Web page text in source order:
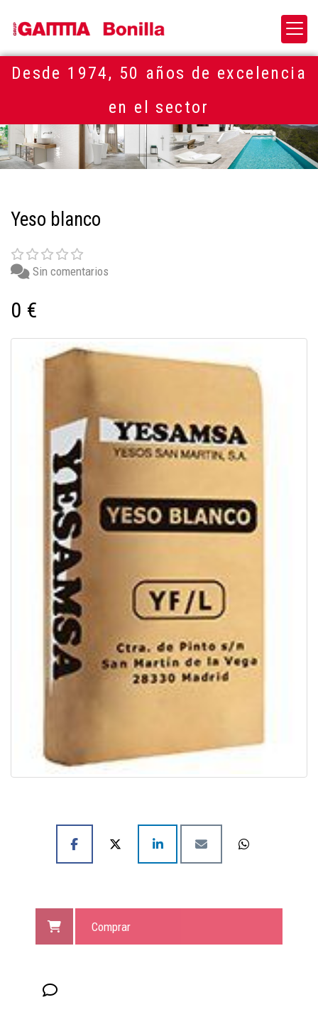
Desde 1974, 50 años de excelencia
en el sector
Yeso blanco
Sin comentarios
0 €
Comprar